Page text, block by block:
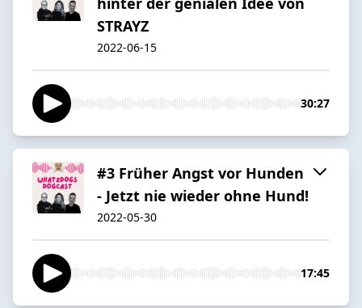
STRAYZ
2022-06-15
30:27
#3 Früher Angst vor Hunden
- Jetzt nie wieder ohne Hund!
2022-05-30
17:45